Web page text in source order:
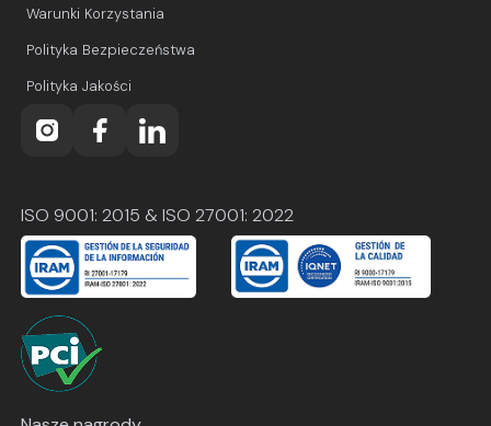
Warunki Korzystania
Polityka Bezpieczeństwa
Polityka Jakości
ISO 9001: 2015 & ISO 27001: 2022